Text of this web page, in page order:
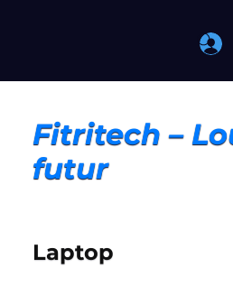
Fitritech –
futur
Laptop